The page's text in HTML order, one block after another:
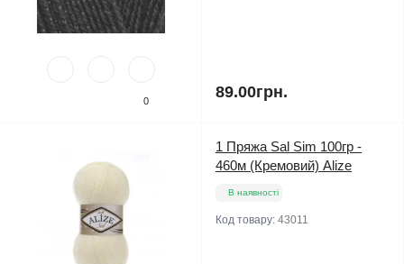
0 89.00грн.
1 Пряжа Sal Sim 100гр -
460м (Кремовий) Alize
В наявності
Код товару: 43011